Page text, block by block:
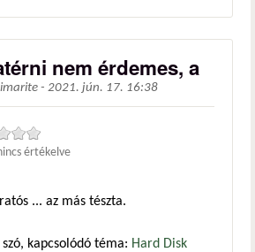
nem érdemes, a
- 2021. jún. 17. 16:38
értékelve
... az más tészta.
kapcsolódó téma: Hard Disk